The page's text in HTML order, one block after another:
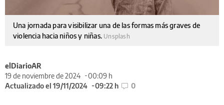
Una jornada para visibilizar una de las formas más graves de
violencia hacia niños y niñas. Unsplash
elDiarioAR
19 de noviembre de 2024
00:09 h
Actualizado el 19/11/2024
09:22 h 0